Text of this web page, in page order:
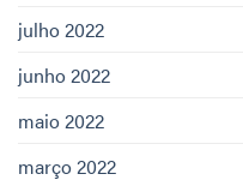
julho 2022
junho 2022
maio 2022
março 2022